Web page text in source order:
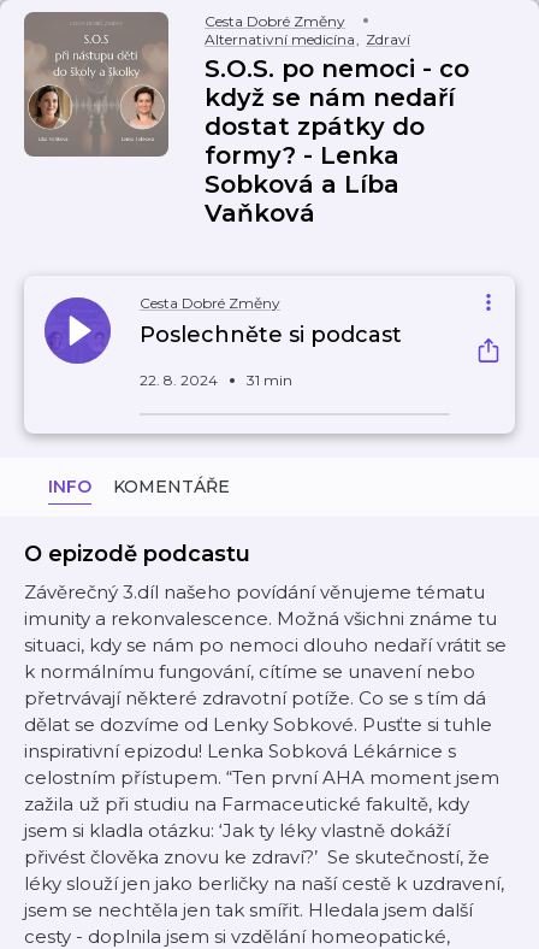
Cesta Dobré Změny
Alternativní medicína, Zdraví
S.O.S. po nemoci - co
když se nám nedaří
dostat zpátky do
formy? - Lenka
Sobková a Líba
Vaňková
Cesta Dobré Změny
Poslechněte si podcast
22. 8. 2024 31 min
INFO KOMENTÁŘE
O epizodě podcastu
Závěrečný 3.díl našeho povídání věnujeme tématu
imunity a rekonvalescence. Možná všichni známe tu
situaci, kdy se nám po nemoci dlouho nedaří vrátit se
k normálnímu fungování, cítíme se unavení nebo
přetrvávají některé zdravotní potíže. Co se s tím dá
dělat se dozvíme od Lenky Sobkové. Pusťte si tuhle
inspirativní epizodu! Lenka Sobková Lékárnice s
celostním přístupem. “Ten první AHA moment jsem
zažila už při studiu na Farmaceutické fakultě, kdy
jsem si kladla otázku: ‘Jak ty léky vlastně dokáží
přivést člověka znovu ke zdraví?’ Se skutečností, že
léky slouží jen jako berličky na naší cestě k uzdravení,
jsem se nechtěla jen tak smířit. Hledala jsem další
cesty - doplnila jsem si vzdělání homeopatické,